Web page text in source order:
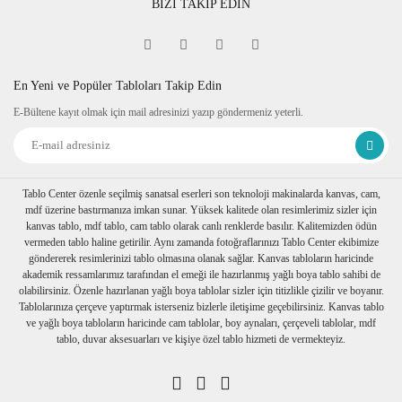
Sipariş verdiğiniz kanvas tablo baskıya girmeden önce
itibaren resmin devamı verilir.
ettiğinden daha dekoratif durur. Askı aparatı monte edilmiş bir
takılarak baloncuklu ambalaja sarılıp, kartonlanır. Nakliye
sırasında hasar görmesi engellenir.
Birden fazla tablo alımı yapılırsa her biri ayrı ayrı
paketlenerek müşterilerimize ulaştırılır.
BİZİ TAKİP EDİN
En Yeni ve Popüler Tabloları Takip Edin
E-Bültene kayıt olmak için mail adresinizi yazıp göndermeniz yeterli.
Tablo Center özenle seçilmiş sanatsal eserleri son teknoloji makinalarda kanvas, cam,
mdf üzerine bastırmanıza imkan sunar. Yüksek kalitede olan resimlerimiz sizler için
kanvas tablo, mdf tablo, cam tablo olarak canlı renklerde basılır. Kalitemizden ödün
vermeden tablo haline getirilir. Aynı zamanda fotoğraflarınızı Tablo Center ekibimize
göndererek resimlerinizi tablo olmasına olanak sağlar. Kanvas tabloların haricinde
akademik ressamlarımız tarafından el emeği ile hazırlanmış yağlı boya tablo sahibi de
olabilirsiniz. Özenle hazırlanan yağlı boya tablolar sizler için titizlikle çizilir ve boyanır.
Tablolarınıza çerçeve yaptırmak isterseniz bizlerle iletişime geçebilirsiniz. Kanvas tablo
ve yağlı boya tabloların haricinde cam tablolar, boy aynaları, çerçeveli tablolar, mdf
tablo, duvar aksesuarları ve kişiye özel tablo hizmeti de vermekteyiz.